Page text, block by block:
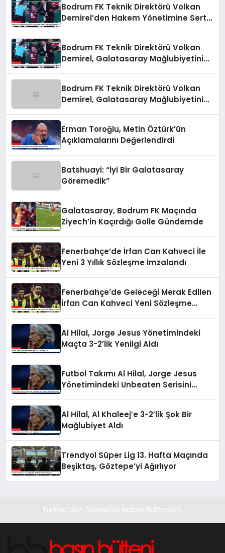
Bodrum FK Teknik Direktörü Volkan
Demirel’den Hakem Yönetimine Sert
Bodrum FK Teknik Direktörü Volkan
Demirel, Galatasaray Mağlubiyetini
Bodrum FK Teknik Direktörü Volkan
Demirel, Galatasaray Mağlubiyetini
Erman Toroğlu, Metin Öztürk’ün
Açıklamalarını Değerlendirdi
Batshuayi: “İyi Bir Galatasaray
Göremedik”
Galatasaray, Bodrum FK Maçında
Ziyech’in Kaçırdığı Golle Gündemde
Fenerbahçe’de İrfan Can Kahveci İle
Yeni 3 Yıllık Sözleşme İmzalandı
Fenerbahçe’de Geleceği Merak Edilen
İrfan Can Kahveci Yeni Sözleşme
Al Hilal, Jorge Jesus Yönetimindeki
Maçta 3-2’lik Yenilgi Aldı
Futbol Takımı Al Hilal, Jorge Jesus
Yönetimindeki Unbeaten Serisini
Al Hilal, Al Khaleej’e 3-2’lik Şok Bir
Mağlubiyet Aldı
Trendyol Süper Lig 13. Hafta Maçında
Beşiktaş, Göztepe’yi Ağırlıyor
Türkiye'den Dünya'ya Haber Bültenleri..